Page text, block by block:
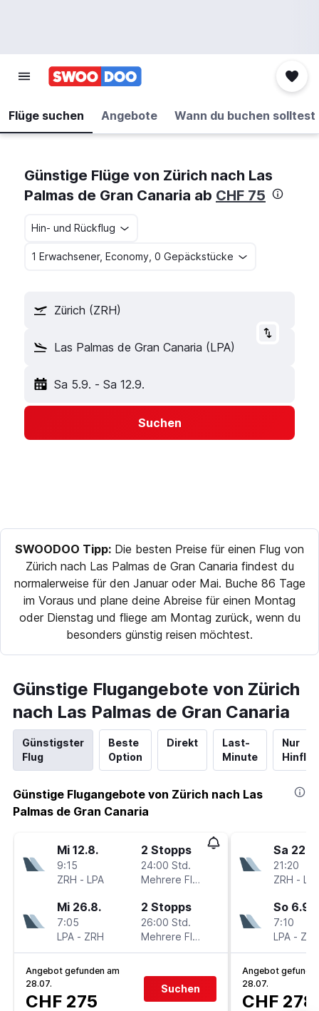
Flüge suchen Angebote Wann du buchen solltest
Günstige Flüge von Zürich nach Las
Palmas de Gran Canaria ab CHF 75
Hin- und Rückflug
1 Erwachsener, Economy, 0 Gepäckstücke
Zürich (ZRH)
Las Palmas de Gran Canaria (LPA)
Sa 5.9. - Sa 12.9.
Suchen
SWOODOO Tipp: Die besten Preise für einen Flug von
Zürich nach Las Palmas de Gran Canaria findest du
normalerweise für den Januar oder Mai. Buche 86 Tage
im Voraus und plane deine Abreise für einen Montag
oder Dienstag und fliege am Montag zurück, wenn du
besonders günstig reisen möchtest.
Günstige Flugangebote von Zürich
nach Las Palmas de Gran Canaria
Günstigster
Flug
Beste
Option
Direkt
Last-
Minute
Nur
Hinflug
Günstige Flugangebote von Zürich nach Las
Palmas de Gran Canaria
Mi 12.8.
9:15
ZRH - LPA
2 Stopps
24:00 Std.
Mehrere Fluglinien
Mi 26.8.
7:05
LPA - ZRH
2 Stopps
26:00 Std.
Mehrere Fluglinien
Angebot gefunden am
28.07.
CHF 275
Suchen
Sa 22.8.
21:20
ZRH -
So 6.9.
7:10
LPA -
Angebot
28.07.
CHF 278